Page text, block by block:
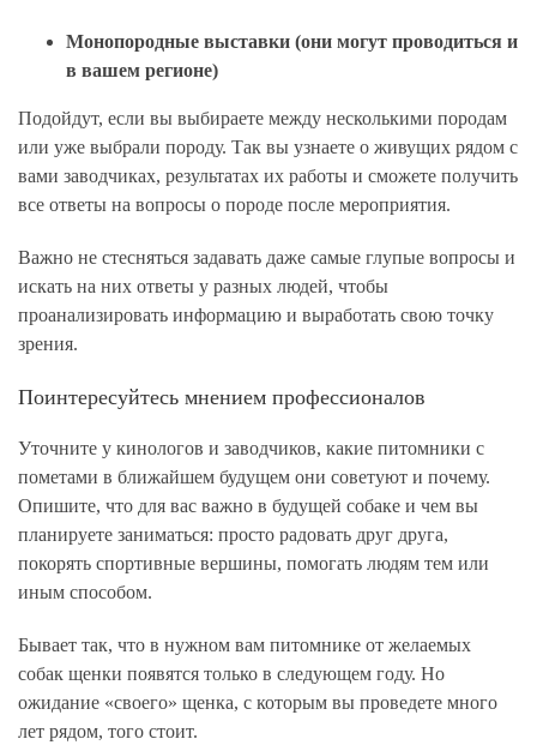
Монопородные выставки (они могут проводиться и
в вашем регионе)
Подойдут, если вы выбираете между несколькими породам
или уже выбрали породу. Так вы узнаете о живущих рядом с
вами заводчиках, результатах их работы и сможете получить
все ответы на вопросы о породе после мероприятия.
Важно не стесняться задавать даже самые глупые вопросы и
искать на них ответы у разных людей, чтобы
проанализировать информацию и выработать свою точку
зрения.
Поинтересуйтесь мнением профессионалов
Уточните у кинологов и заводчиков, какие питомники с
пометами в ближайшем будущем они советуют и почему.
Опишите, что для вас важно в будущей собаке и чем вы
планируете заниматься: просто радовать друг друга,
покорять спортивные вершины, помогать людям тем или
иным способом.
Бывает так, что в нужном вам питомнике от желаемых
собак щенки появятся только в следующем году. Но
ожидание «своего» щенка, с которым вы проведете много
лет рядом, того стоит.